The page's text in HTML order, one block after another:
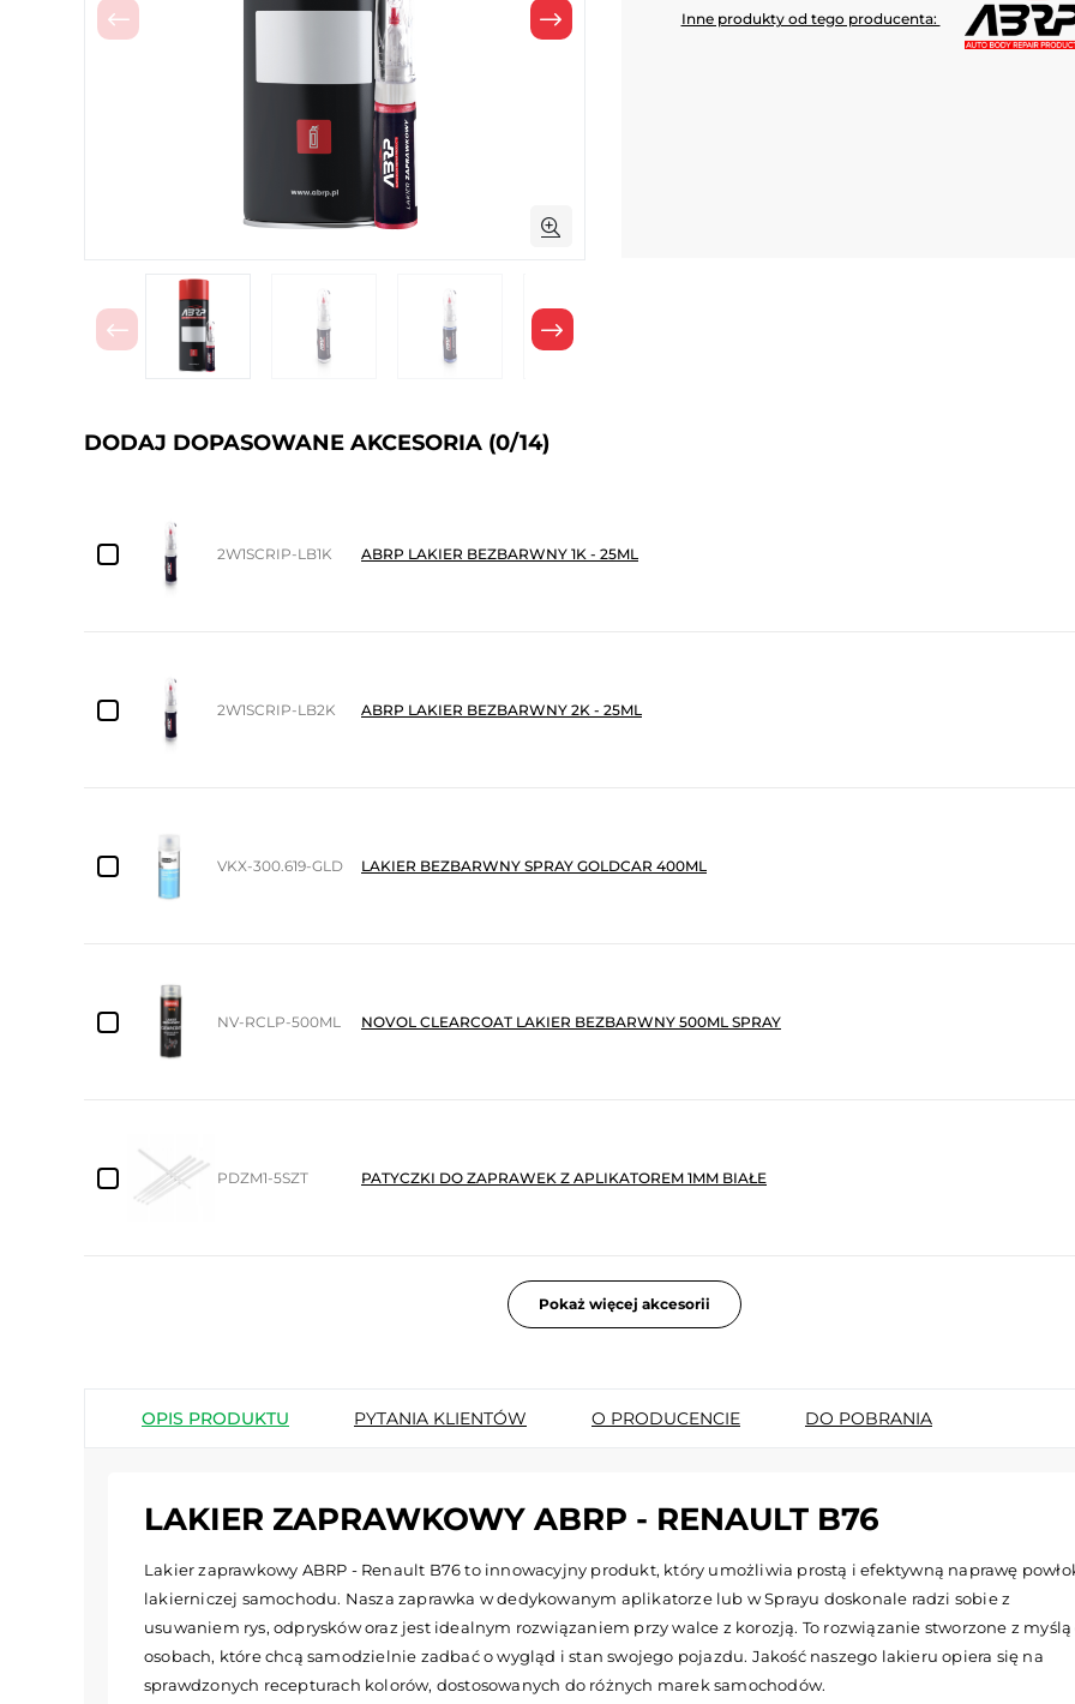
Poprzedni Następny
Poprzedni Następny
Inne produkty od tego producenta:
DODAJ DOPASOWANE AKCESORIA (0/14)
2W1SCRIP-LB1K ABRP LAKIER BEZBARWNY 1K - 25ML
2W1SCRIP-LB2K ABRP LAKIER BEZBARWNY 2K - 25ML
VKX-300.619-GLD LAKIER BEZBARWNY SPRAY GOLDCAR 400ML
NV-RCLP-500ML NOVOL CLEARCOAT LAKIER BEZBARWNY 500ML SPRAY
PDZM1-5SZT PATYCZKI DO ZAPRAWEK Z APLIKATOREM 1MM BIAŁE
Pokaż więcej akcesorii
OPIS PRODUKTU PYTANIA KLIENTÓW O PRODUCENCIE DO POBRANIA
LAKIER ZAPRAWKOWY ABRP - RENAULT B76
Lakier zaprawkowy ABRP - Renault B76 to innowacyjny produkt, który umożliwia prostą i efektywną naprawę
lakierniczej samochodu. Nasza zaprawka w dedykowanym aplikatorze lub w Sprayu doskonale radzi sobie z
usuwaniem rys, odprysków oraz jest idealnym rozwiązaniem przy walce z korozją. To rozwiązanie stworzone z myślą
osobach, które chcą samodzielnie zadbać o wygląd i stan swojego pojazdu. Jakość naszego lakieru opiera się na
sprawdzonych recepturach kolorów, dostosowanych do różnych marek samochodów.